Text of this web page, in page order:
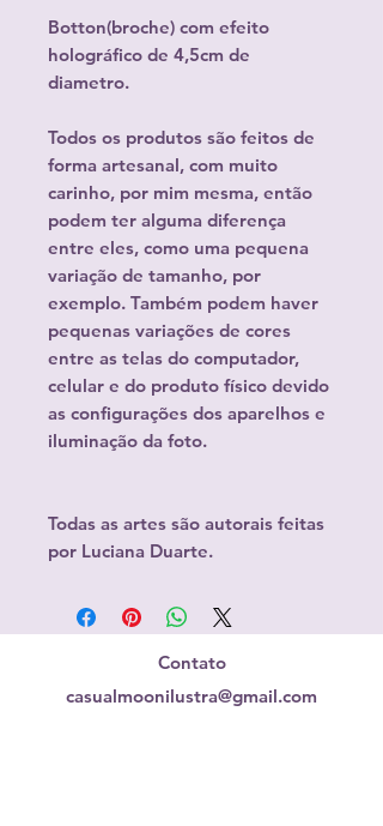
Botton(broche) com efeito
holográfico de 4,5cm de
diametro.
Todos os produtos são feitos de
forma artesanal, com muito
carinho, por mim mesma, então
podem ter alguma diferença
entre eles, como uma pequena
variação de tamanho, por
exemplo. Também podem haver
pequenas variações de cores
entre as telas do computador,
celular e do produto físico devido
as configurações dos aparelhos e
iluminação da foto.
Todas as artes são autorais feitas
por Luciana Duarte.
Contato
casualmoonilustra@gmail.com